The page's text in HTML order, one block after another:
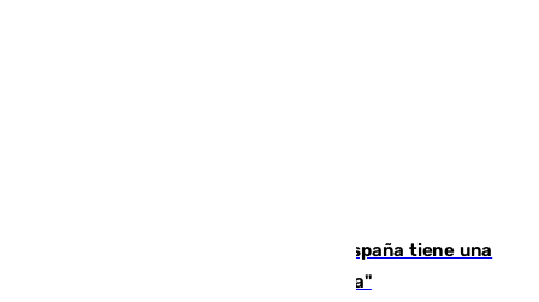
Javier Fernández: "El Gobierno de España tiene una
preocupación y una prioridad con Sevilla"